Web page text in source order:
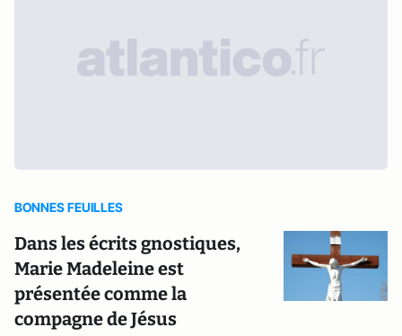
BONNES FEUILLES
Dans les écrits gnostiques,
Marie Madeleine est
présentée comme la
compagne de Jésus